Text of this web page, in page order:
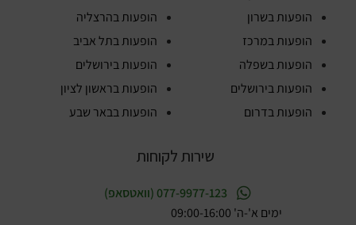
הופעות בשרון
הופעות במרכז
הופעות בשפלה
הופעות בירושלים
הופעות בדרום
הופעות בהרצליה
הופעות בתל אביב
הופעות בירושלים
הופעות בראשון לציון
הופעות בבאר שבע
שירות לקוחות
077-9977-123 (וואטסאפ)
ימים א'-ה' 09:00-16:00